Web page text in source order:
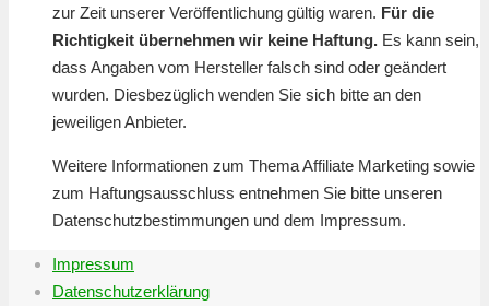
zur Zeit unserer Veröffentlichung gültig waren. Für die
Richtigkeit übernehmen wir keine Haftung. Es kann sein,
dass Angaben vom Hersteller falsch sind oder geändert
wurden. Diesbezüglich wenden Sie sich bitte an den
jeweiligen Anbieter.
Weitere Informationen zum Thema Affiliate Marketing sowie
zum Haftungsausschluss entnehmen Sie bitte unseren
Datenschutzbestimmungen und dem Impressum.
Impressum
Datenschutzerklärung